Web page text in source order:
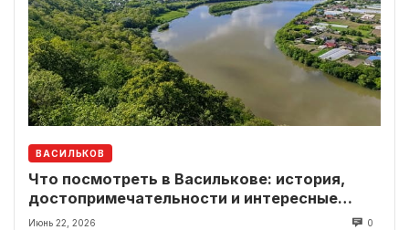
ВАСИЛЬКОВ
Что посмотреть в Василькове: история,
достопримечательности и интересные
локации рядом
Июнь 22, 2026 0